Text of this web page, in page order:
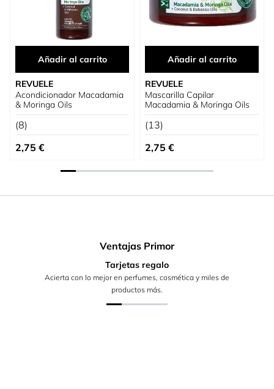
Añadir al carrito
REVUELE
Acondicionador Macadamia
& Moringa Oils
(8)
2,75 €
Añadir al carrito
REVUELE
Mascarilla Capilar
Macadamia & Moringa Oils
(13)
2,75 €
Ventajas Primor
Tarjetas regalo
Acierta con lo mejor en perfumes, cosmética y miles de
productos más.